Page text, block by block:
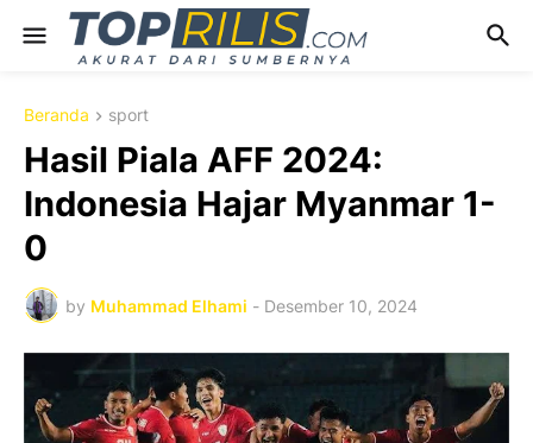
Beranda sport
Hasil Piala AFF 2024:
Indonesia Hajar Myanmar 1-
0
by Muhammad Elhami - Desember 10, 2024